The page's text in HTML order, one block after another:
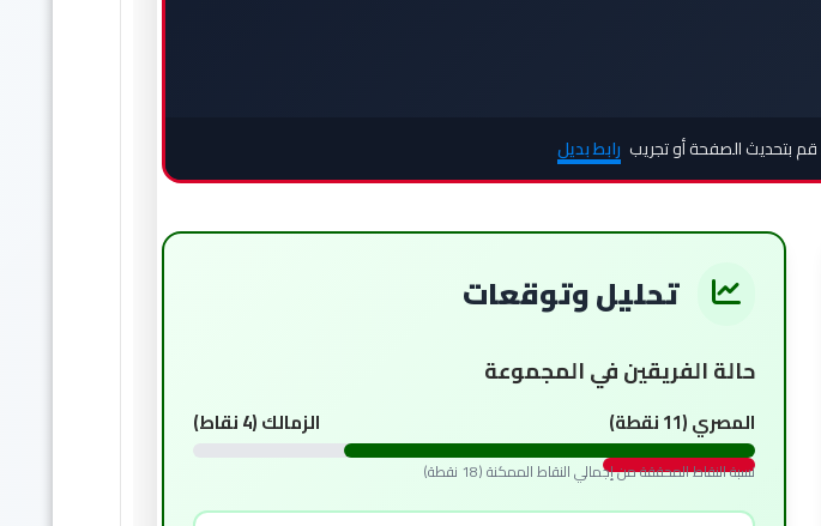
بتحديث الصفحة أو تجريب رابط بديل
تحليل وتوقعات
حالة الفريقين في المجموعة
المصري (11 نقطة) الزمالك (4 نقاط)
نسبة النقاط المحققة من إجمالي النقاط الممكنة (18 نقطة)